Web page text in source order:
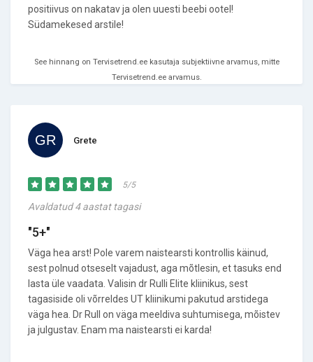
positiivus on nakatav ja olen uuesti beebi ootel!
Südamekesed arstile!
See hinnang on Tervisetrend.ee kasutaja subjektiivne arvamus, mitte
Tervisetrend.ee arvamus.
Grete
5/5
Avaldatud 4 aastat tagasi
"5+"
Väga hea arst! Pole varem naistearsti kontrollis käinud,
sest polnud otseselt vajadust, aga mõtlesin, et tasuks end
lasta üle vaadata. Valisin dr Rulli Elite kliinikus, sest
tagasiside oli võrreldes UT kliinikumi pakutud arstidega
väga hea. Dr Rull on väga meeldiva suhtumisega, mõistev
ja julgustav. Enam ma naistearsti ei karda!